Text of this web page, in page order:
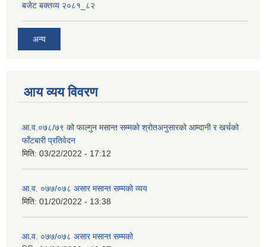
बजेट बक्तव्य २०८१_८२
अन्य
आय व्यय विवरण
आ.व.०७८/७९ को फाल्गुन मसान्त सम्मको श्रोतअनुसारको आम्दानी र खर्चको
फाँटबारी प्रतिवेदन
मिति: 03/22/2022 - 17:12
आ.व. ०७७/०७८ असार मसान्त सम्मको व्यय
मिति: 01/20/2022 - 13:38
आ.व. ०७७/०७८ असार मसान्त सम्मको